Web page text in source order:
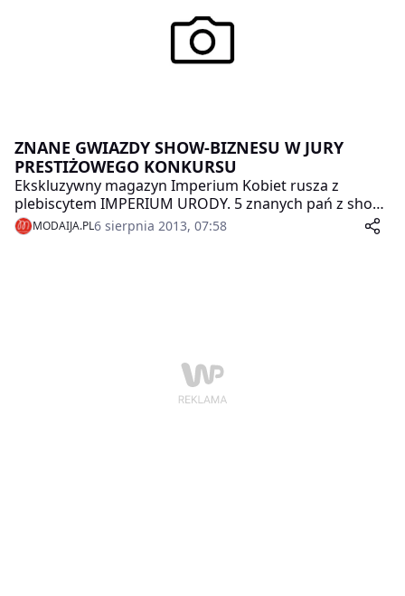
Jędrzejczak, Ewa Kasprzyk i Paulina Smaszcz-
Kurzajewska pod koniec września wybiorą najlepsze
produkty na polskim rynku kosmetycznym.
ZNANE GWIAZDY SHOW-BIZNESU W JURY
PRESTIŻOWEGO KONKURSU
Ekskluzywny magazyn Imperium Kobiet rusza z
plebiscytem IMPERIUM URODY. 5 znanych pań z show-
biznesu zasiądzie w jury konkursu i wybierze najlepsze
kosmetyki roku 2013 przyznając zwycięzcom tytuł
MODAIJA.PL6 sierpnia 2013, 07:58